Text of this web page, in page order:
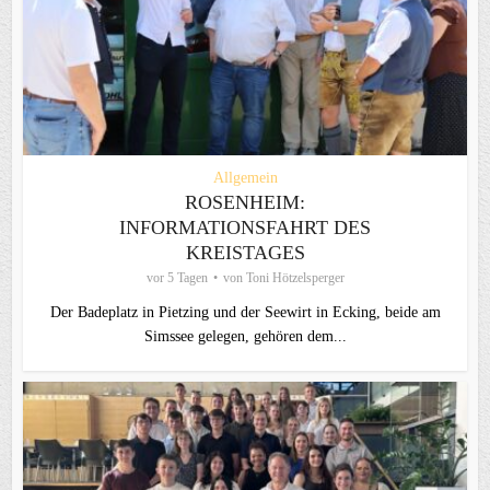
Allgemein
ROSENHEIM:
INFORMATIONSFAHRT DES
KREISTAGES
vor 5 Tagen von Toni Hötzelsperger
Der Badeplatz in Pietzing und der Seewirt in Ecking, beide am
Simssee gelegen, gehören dem...